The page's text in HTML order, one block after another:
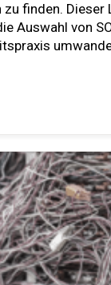
zu finden.
Auswahl von